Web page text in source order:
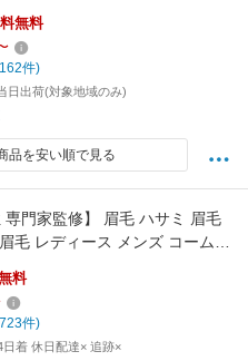
くるん ナチュラルカールタイ
ー搭載 お手入れ簡単 アイラッ
つ毛ビューラー ホットビュー
ク まつ毛カーラー eh-se11
無料
件)
日出荷(対象地域のみ)
品を安い順で見る
専門家監修】 眉毛 ハサミ 眉毛
毛 レディース メンズ コーム
コーム くし クシ まつげコーム
さみ 眉毛ハサミ 眉毛カット 眉
ハサミ 眉すきバサミ 送料無料
料
件)
着 休日配達× 追跡×